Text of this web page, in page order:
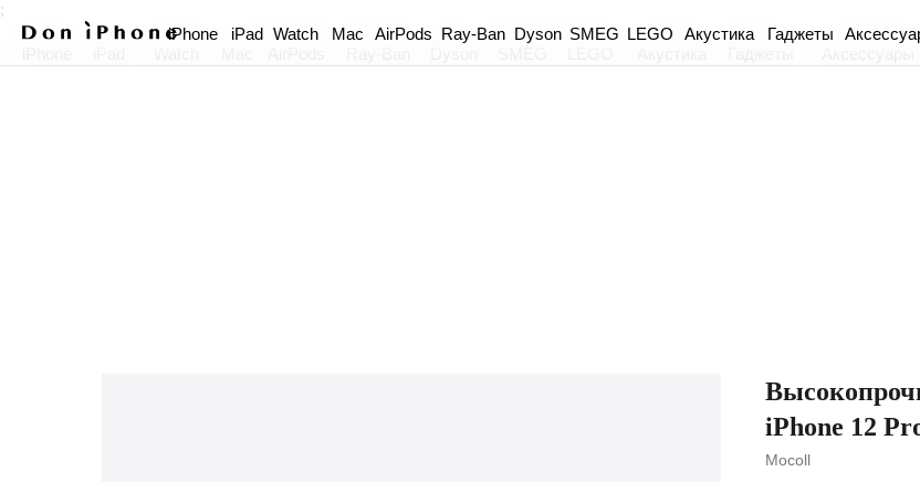
;
Гаджеты
Акустика
Dyson
AirPods Ray-Ban LEGO
SMEG
Mac
Watch
iPad
iPhone
iPhone 12
Mocoll